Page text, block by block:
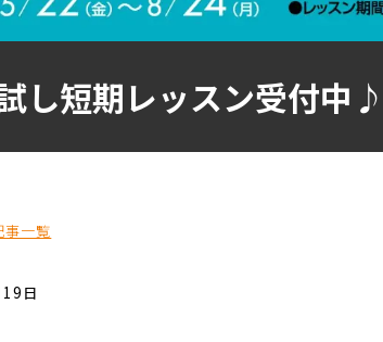
し短期レッスン受付中♪
事一覧
日